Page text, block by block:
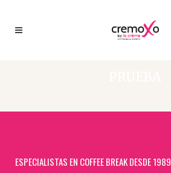
ESPECIALISTAS EN COFFEE BREAK DESDE 1989